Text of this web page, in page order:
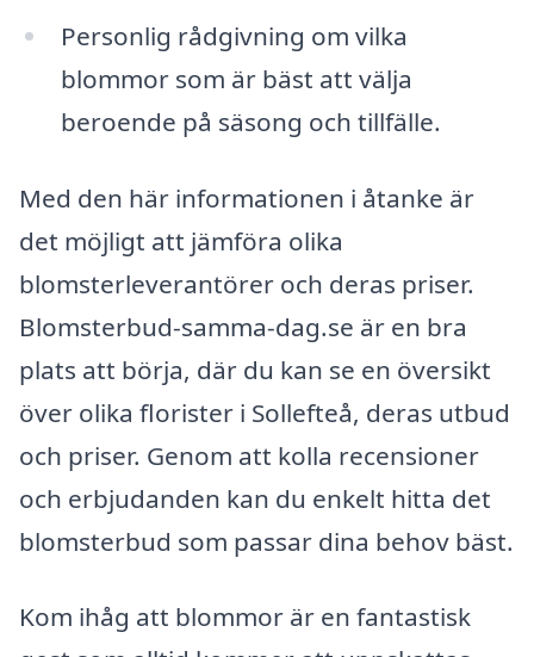
Personlig rådgivning om vilka
blommor som är bäst att välja
beroende på säsong och tillfälle.
Med den här informationen i åtanke är
det möjligt att jämföra olika
blomsterleverantörer och deras priser.
Blomsterbud-samma-dag.se är en bra
plats att börja, där du kan se en översikt
över olika florister i Sollefteå, deras utbud
och priser. Genom att kolla recensioner
och erbjudanden kan du enkelt hitta det
blomsterbud som passar dina behov bäst.
Kom ihåg att blommor är en fantastisk